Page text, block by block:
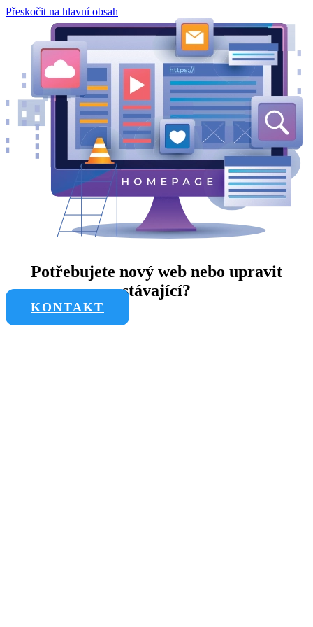
Přeskočit na hlavní obsah
Potřebujete nový web nebo upravit
stávající?
KONTAKT